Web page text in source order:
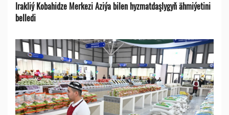
Irakliý Kobahidze Merkezi Aziýa bilen hyzmatdaşlygyň ähmiýetini
belledi